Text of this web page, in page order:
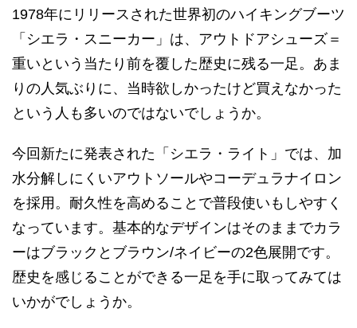
1978年にリリースされた世界初のハイキングブーツ
「シエラ・スニーカー」は、アウトドアシューズ＝
重いという当たり前を覆した歴史に残る一足。あま
りの人気ぶりに、当時欲しかったけど買えなかった
という人も多いのではないでしょうか。
今回新たに発表された「シエラ・ライト」では、加
水分解しにくいアウトソールやコーデュラナイロン
を採用。耐久性を高めることで普段使いもしやすく
なっています。基本的なデザインはそのままでカラ
ーはブラックとブラウン/ネイビーの2色展開です。
歴史を感じることができる一足を手に取ってみては
いかがでしょうか。